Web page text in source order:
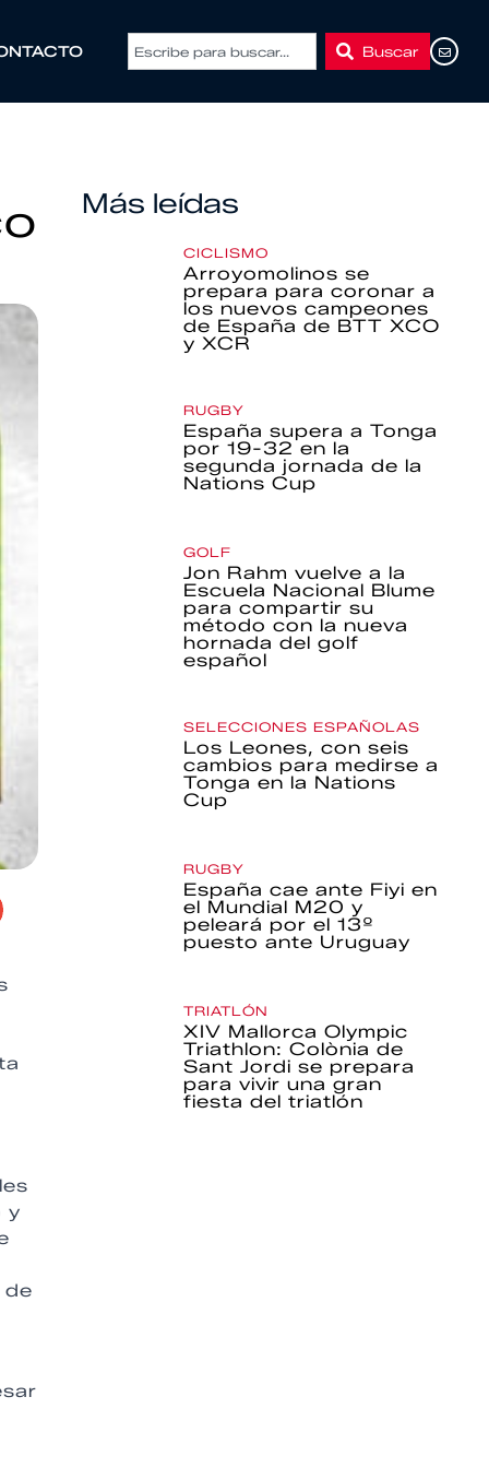
Buscar
y
de
Más leídas
CICLISMO
Arroyomolinos se
prepara para coronar a
los nuevos campeones
de España de BTT XCO
y XCR
RUGBY
España supera a Tonga
por 19-32 en la
segunda jornada de la
Nations Cup
GOLF
Jon Rahm vuelve a la
Escuela Nacional Blume
para compartir su
método con la nueva
hornada del golf
español
SELECCIONES ESPAÑOLAS
Los Leones, con seis
cambios para medirse a
Tonga en la Nations
Cup
RUGBY
España cae ante Fiyi en
el Mundial M20 y
peleará por el 13º
puesto ante Uruguay
TRIATLÓN
XIV Mallorca Olympic
Triathlon: Colònia de
Sant Jordi se prepara
para vivir una gran
fiesta del triatlón